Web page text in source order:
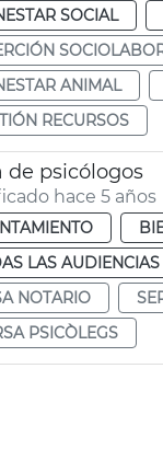
SOCIAL
ANIMAL
RECURSOS
de psicólogos
hace 5 años
LAS AUDIENCIAS
NOTARIO
PSICÒLEGS